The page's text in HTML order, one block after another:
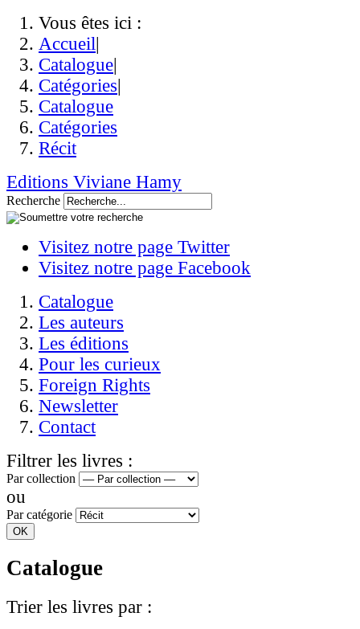
Vous êtes ici :
Accueil|
Catalogue|
Catégories|
Catalogue
Catégories
Récit
Editions Viviane Hamy
Recherche
Visitez notre page Twitter
Visitez notre page Facebook
Catalogue
Les auteurs
Les éditions
Pour les curieux
Foreign Rights
Newsletter
Contact
Filtrer les livres :
Par collection
ou
Par catégorie
Catalogue
Trier les livres par :